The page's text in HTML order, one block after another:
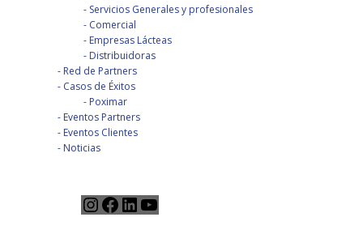
Servicios Generales y profesionales
Comercial
Empresas Lácteas
Distribuidoras
Red de Partners
Casos de Éxitos
Poximar
Eventos Partners
Eventos Clientes
Noticias
Instagram
Facebook
LinkedIn